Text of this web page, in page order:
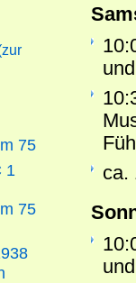
ca.
75
1
75